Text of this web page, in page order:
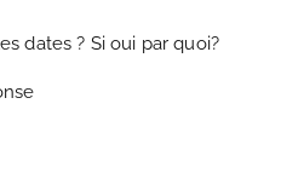
dates ? Si oui par quoi?